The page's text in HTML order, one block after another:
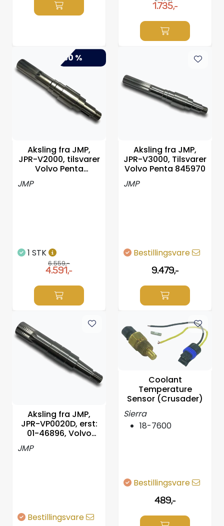
1.735,-
-30 %
Aksling fra JMP,
JPR-V2000, tilsvarer
Volvo Penta
JMP
1 STK
6.559,-
4.591,-
Aksling fra JMP,
JPR-V3000, Tilsvarer
Volvo Penta 845970
JMP
Bestillingsvare
9.479,-
Aksling fra JMP,
JPR-VP0020D, erst:
01-46896, Volvo
JMP
Bestillingsvare
Coolant
Temperature
Sensor (Crusader)
Sierra
18-7600
Bestillingsvare
489,-